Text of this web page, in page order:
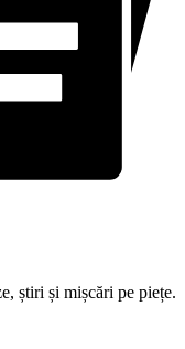
știri și mișcări pe piețe.